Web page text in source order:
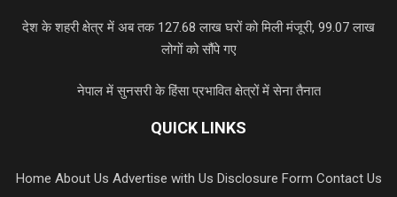
देश के शहरी क्षेत्र में अब तक 127.68 लाख घरों को मिली मंजूरी, 99.07 लाख
लोगों को सौंपे गए
नेपाल में सुनसरी के हिंसा प्रभावित क्षेत्रों में सेना तैनात
QUICK LINKS
Home About Us Advertise with Us Disclosure Form Contact Us